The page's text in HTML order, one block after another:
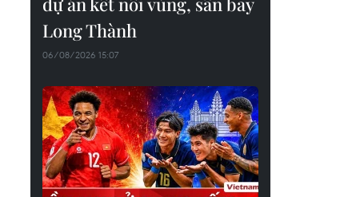
Long Thành
06/08/2026 15:07